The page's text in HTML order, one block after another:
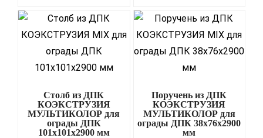
Столб из ДПК
КОЭКСТРУЗИЯ
МУЛЬТИКОЛОР для
ограды ДПК
101х101х2900 мм
Поручень из ДПК
КОЭКСТРУЗИЯ
МУЛЬТИКОЛОР для
ограды ДПК 38х76х2900
мм